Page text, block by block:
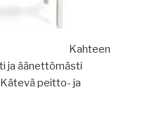
Kahteen
ja äänettömästi
peitto- ja